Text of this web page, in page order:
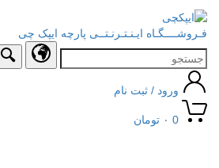
فـروشــــگـاه ایـنـتـرنـتــی پارچه ایپک چی
ورود / ثبت نام
0 ۰ تومان